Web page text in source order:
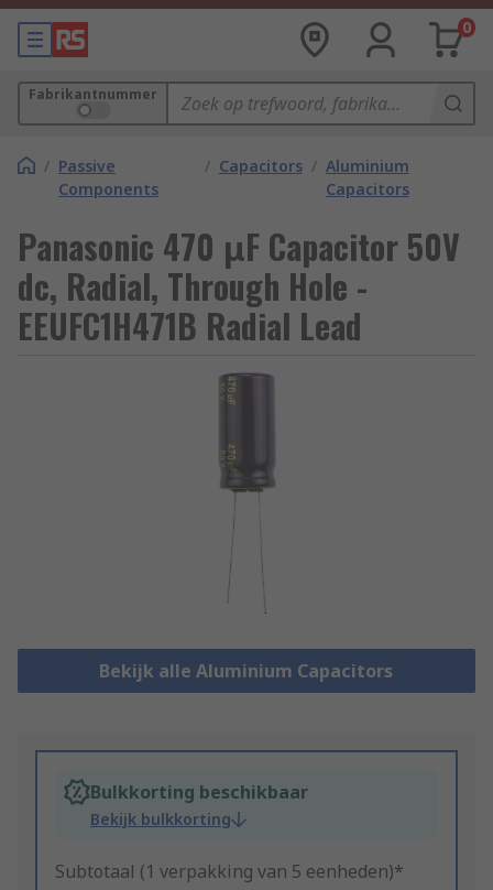
0
Fabrikantnummer
/ Passive
Components
/ Capacitors / Aluminium
Capacitors
Panasonic 470 μF Capacitor 50V
dc, Radial, Through Hole -
EEUFC1H471B Radial Lead
Bekijk alle Aluminium Capacitors
Bulkkorting beschikbaar
Bekijk bulkkorting
Subtotaal (1 verpakking van 5 eenheden)*